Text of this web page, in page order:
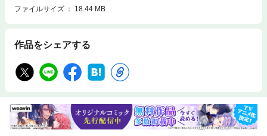
ファイルサイズ
18.44 MB
作品をシェアする